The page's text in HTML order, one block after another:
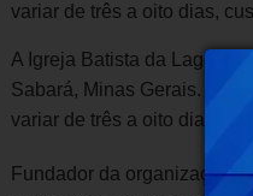
variar de três a oito dias,
A Igreja Batista da
Sabará, Minas Gerais. As
variar de três a oito dias,
Fundador da organização